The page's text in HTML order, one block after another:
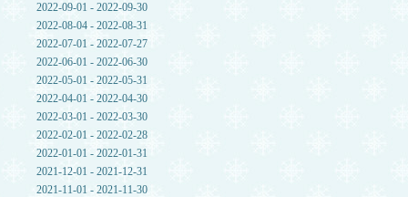
2022-09-01 - 2022-09-30
2022-08-04 - 2022-08-31
2022-07-01 - 2022-07-27
2022-06-01 - 2022-06-30
2022-05-01 - 2022-05-31
2022-04-01 - 2022-04-30
2022-03-01 - 2022-03-30
2022-02-01 - 2022-02-28
2022-01-01 - 2022-01-31
2021-12-01 - 2021-12-31
2021-11-01 - 2021-11-30